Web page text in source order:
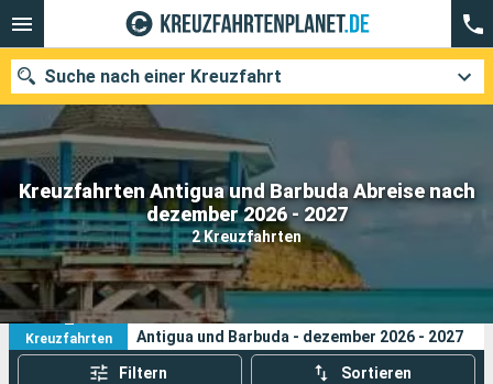
Kreuzfahrten Antigua und Barbuda Abreise nach
dezember 2026 - 2027
2 Kreuzfahrten
Suche nach einer Kreuzfahrt
Unsere Ziele
Abfahrtsmonat
Häfen Reedereien
Suchen
2
Kreuzfahrten
Ihre Suchkriterien:
Antigua und Barbuda - dezember 2026 - 2027
Filtern Sortieren